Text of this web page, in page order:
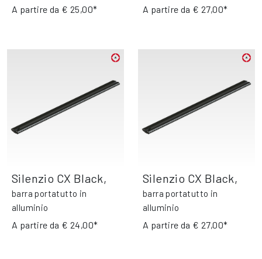
A partire da € 25,00* A partire da € 27,00*
Silenzio CX Black,
barra portatutto in
alluminio
A partire da € 24,00*
Silenzio CX Black,
barra portatutto in
alluminio
A partire da € 27,00*